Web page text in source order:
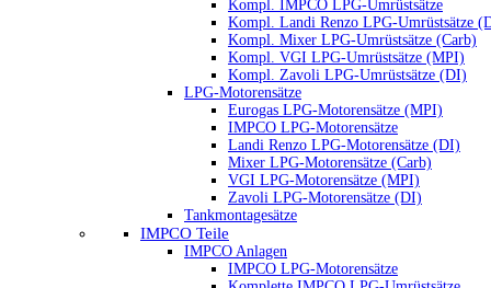
Kompl. IMPCO LPG-Umrüstsätze
Kompl. Landi Renzo LPG-Umrüstsätze
Kompl. Mixer LPG-Umrüstsätze (Carb)
Kompl. VGI LPG-Umrüstsätze (MPI)
Kompl. Zavoli LPG-Umrüstsätze (DI)
LPG-Motorensätze
Eurogas LPG-Motorensätze (MPI)
IMPCO LPG-Motorensätze
Landi Renzo LPG-Motorensätze (DI)
Mixer LPG-Motorensätze (Carb)
VGI LPG-Motorensätze (MPI)
Zavoli LPG-Motorensätze (DI)
Tankmontagesätze
IMPCO Teile
IMPCO Anlagen
IMPCO LPG-Motorensätze